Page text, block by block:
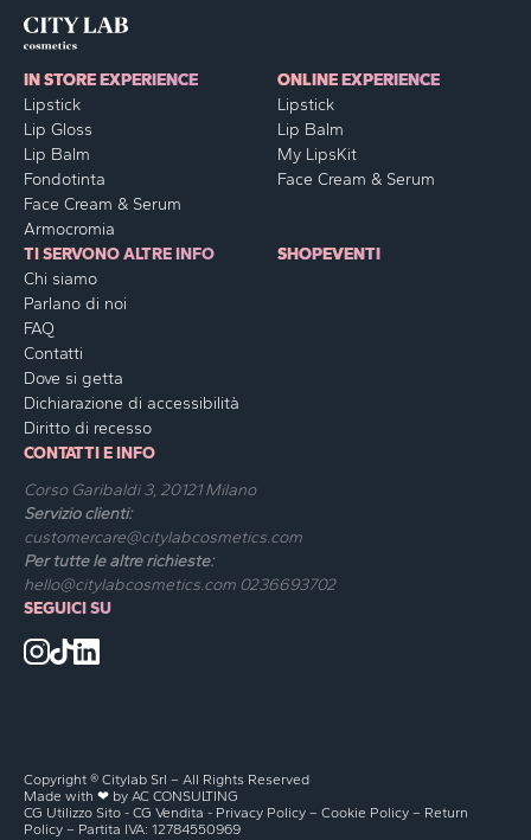
IN STORE EXPERIENCE
Lipstick
Lip Gloss
Lip Balm
Fondotinta
Face Cream & Serum
Armocromia
ONLINE EXPERIENCE
Lipstick
Lip Balm
My LipsKit
Face Cream & Serum
TI SERVONO ALTRE INFO
Chi siamo
Parlano di noi
FAQ
Contatti
Dove si getta
Dichiarazione di accessibilità
Diritto di recesso
SHOPEVENTI
CONTATTI E INFO
Corso Garibaldi 3, 20121 Milano
Servizio clienti:
customercare@citylabcosmetics.com
Per tutte le altre richieste:
hello@citylabcosmetics.com 0236693702
SEGUICI SU
Copyright ® Citylab Srl – All Rights Reserved
Made with ❤ by AC CONSULTING
CG Utilizzo Sito - CG Vendita - Privacy Policy – Cookie Policy – Return
Policy – Partita IVA: 12784550969